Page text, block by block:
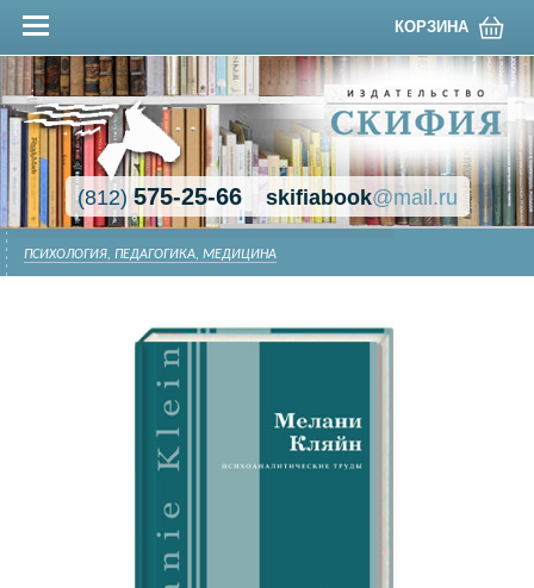
КОРЗИНА
(812)575-25-66 skifiabook@mail.ru
ПСИХОЛОГИЯ, ПЕДАГОГИКА, МЕДИЦИНА